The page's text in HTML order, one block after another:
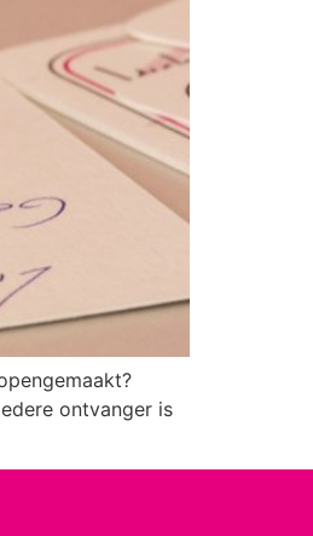
ontvanger is